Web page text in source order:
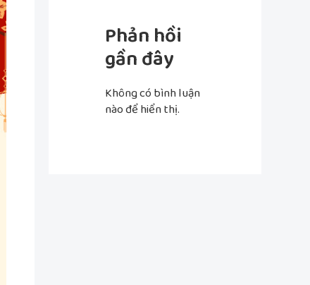
Phản hồi
gần đây
Không có bình luận
nào để hiển thị.